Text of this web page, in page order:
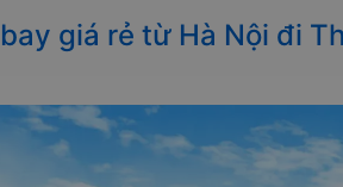
giá rẻ từ Hà Nội đi